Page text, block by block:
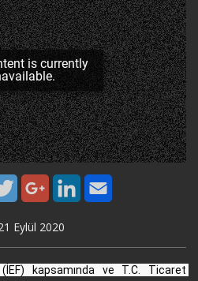
Eylül 2020
kapsamında ve T.C. Ticaret